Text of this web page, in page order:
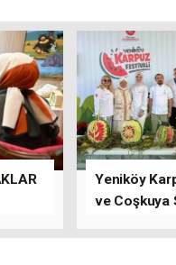
Yeniköy
ve Coşkuya